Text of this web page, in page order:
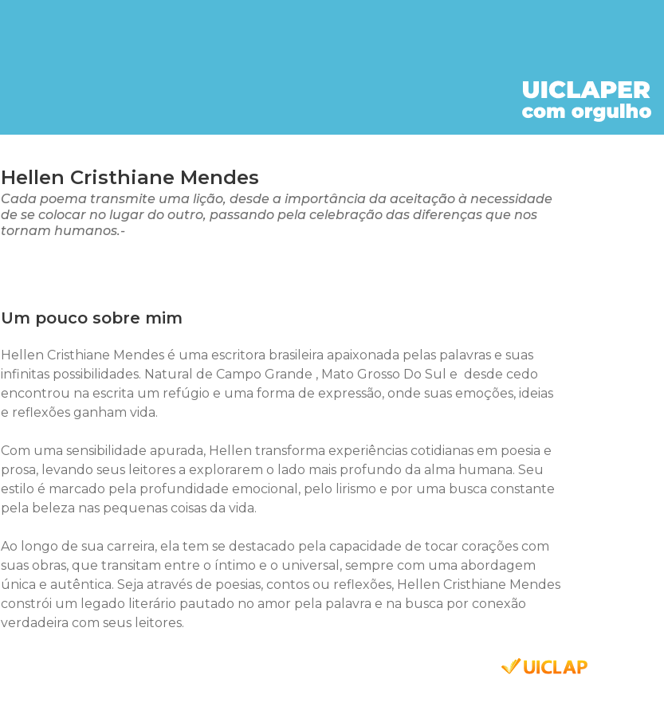
Hellen Cristhiane Mendes
Cada poema transmite uma lição, desde a importância da aceitação à necessidade
de se colocar no lugar do outro, passando pela celebração das diferenças que nos
tornam humanos.-
Um pouco sobre mim
Hellen Cristhiane Mendes é uma escritora brasileira apaixonada pelas palavras e suas
infinitas possibilidades. Natural de Campo Grande , Mato Grosso Do Sul e desde cedo
encontrou na escrita um refúgio e uma forma de expressão, onde suas emoções, ideias
e reflexões ganham vida.
Com uma sensibilidade apurada, Hellen transforma experiências cotidianas em poesia e
prosa, levando seus leitores a explorarem o lado mais profundo da alma humana. Seu
estilo é marcado pela profundidade emocional, pelo lirismo e por uma busca constante
pela beleza nas pequenas coisas da vida.
Ao longo de sua carreira, ela tem se destacado pela capacidade de tocar corações com
suas obras, que transitam entre o íntimo e o universal, sempre com uma abordagem
única e autêntica. Seja através de poesias, contos ou reflexões, Hellen Cristhiane Mendes
constrói um legado literário pautado no amor pela palavra e na busca por conexão
verdadeira com seus leitores.